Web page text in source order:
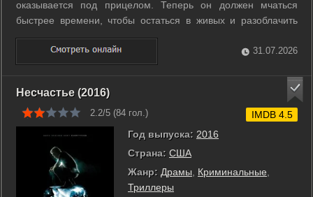
оказывается под прицелом. Теперь он должен мчаться
быстрее времени, чтобы остаться в живых и разоблачить
законопроект до того, как за него проголосуют. ...
31.07.2026
Несчастье (2016)
2.2/5 (84 гол.)
Год выпуска: 2016
Страна: США
Жанр: Драмы, Криминальные,
Триллеры
IMDB 4.5